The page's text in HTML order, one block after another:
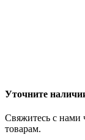
Уточните
Свяжитесь с нами
товарам.